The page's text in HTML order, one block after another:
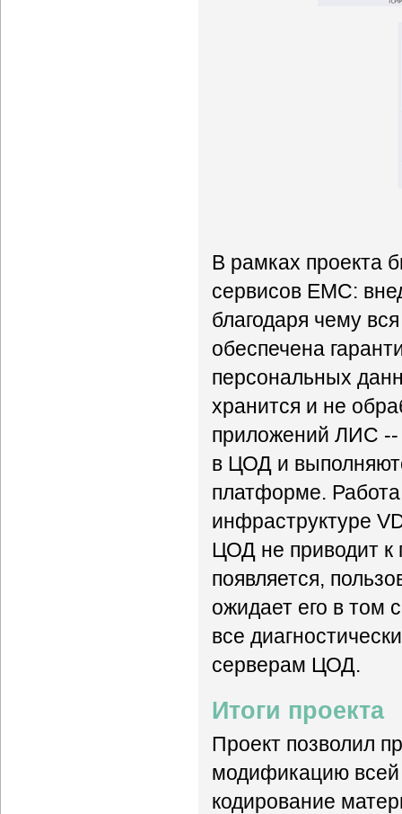
В рамках проекта
сервисов ЕМС:
благодаря чему
обеспечена
персональных
хранится и не
приложений ЛИС --
в ЦОД и
платформе. Работа
инфраструктуре
ЦОД не приводит к
появляется,
ожидает его в том
все
серверам ЦОД.
Итоги проекта
Проект позволил
модификацию
кодирование